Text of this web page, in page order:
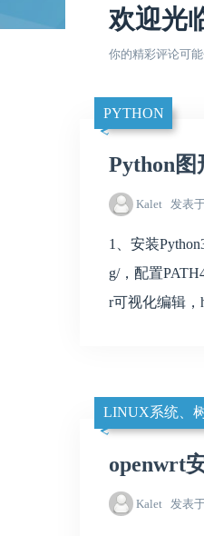
欢迎光
你的精彩评论可
PYTHON
Python图
Kalet 发表
1、安装
g/，配置
r可视化编辑，
LINUX系统、
openwrt
Kalet 发表